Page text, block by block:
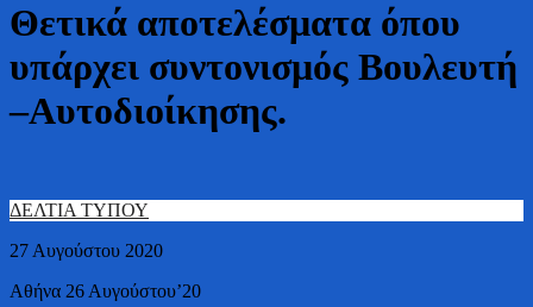
Θετικά αποτελέσματα όπου
υπάρχει συντονισμός Βουλευτή
–Αυτοδιοίκησης.
ΔΕΛΤΙΑ ΤΥΠΟΥ
27 Αυγούστου 2020
Αθήνα 26 Αυγούστου’20